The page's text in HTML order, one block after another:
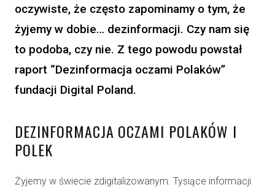
oczywiste, że często zapominamy o tym, że
żyjemy w dobie… dezinformacji. Czy nam się
to podoba, czy nie. Z tego powodu powstał
raport “Dezinformacja oczami Polaków”
fundacji Digital Poland.
DEZINFORMACJA OCZAMI POLAKÓW I
POLEK
Żyjemy w świecie zdigitalizowanym. Tysiące informacji